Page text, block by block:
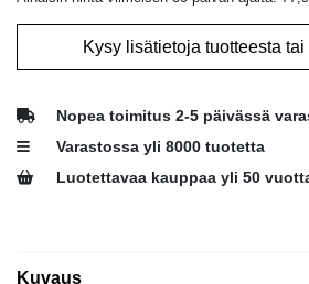
Kysy lisätietoja tuotteesta
Nopea toimitus 2-5 päivässä
Varastossa yli 8000 tuotetta
Luotettavaa kauppaa yli 50
Kuvaus